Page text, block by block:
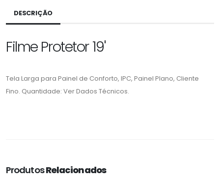
DESCRIÇÃO
Filme Protetor 19'
Tela Larga para Painel de Conforto, IPC, Painel Plano, Cliente
Fino. Quantidade: Ver Dados Técnicos.
ProdutosRelacionados